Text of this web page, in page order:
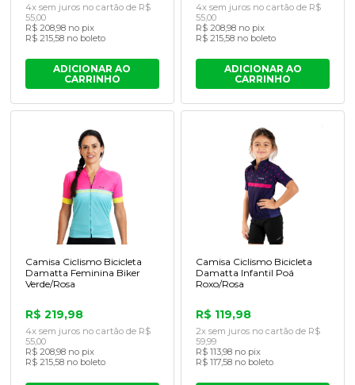
4x sem juros no cartão de R$
55,00
R$ 208,98 no pix
R$ 215,58 no boleto
ADICIONAR AO
CARRINHO
4x sem juros no cartão de R$
55,00
R$ 208,98 no pix
R$ 215,58 no boleto
ADICIONAR AO
CARRINHO
Camisa Ciclismo Bicicleta
Damatta Feminina Biker
Verde/Rosa
R$ 219,98
4x sem juros no cartão de R$
55,00
R$ 208,98 no pix
R$ 215,58 no boleto
Camisa Ciclismo Bicicleta
Damatta Infantil Po
Roxo/Rosa
R$ 119,98
2x sem juros no cartão de R$
59,99
R$ 113,98 no pix
R$ 117,58 no boleto